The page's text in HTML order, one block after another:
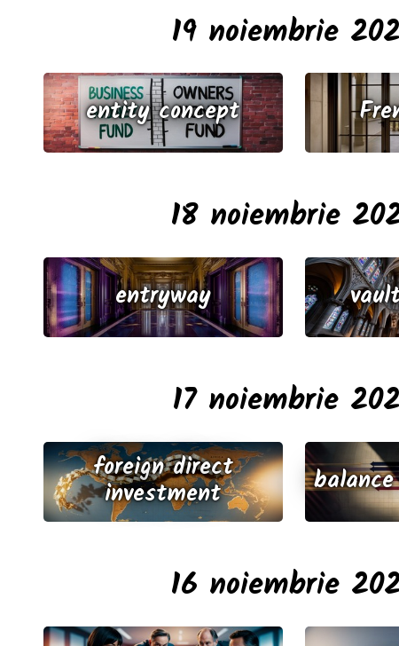
19 noiembrie
entity concept
18 noiembrie
entryway
17 noiembrie
foreign direct
investment
16 noiembrie